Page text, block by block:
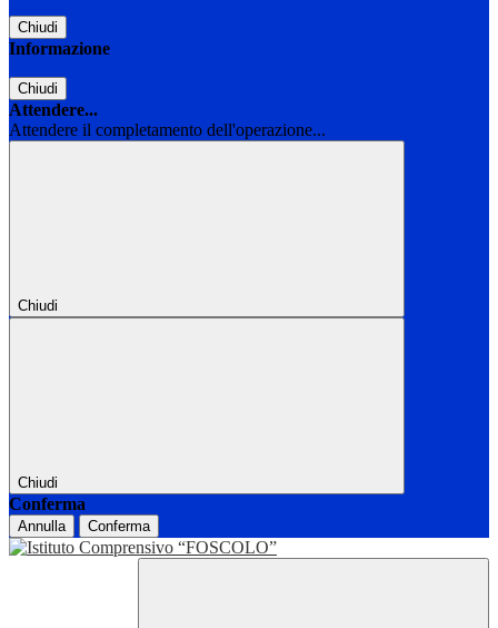
Chiudi
Informazione
Chiudi
Attendere...
Attendere il completamento dell'operazione...
Chiudi
Chiudi
Conferma
Annulla Conferma